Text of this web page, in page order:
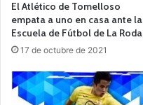
El Atlético de Tomelloso
empata a uno en casa ante la
Escuela de Fútbol de La Roda
17 de octubre de 2021